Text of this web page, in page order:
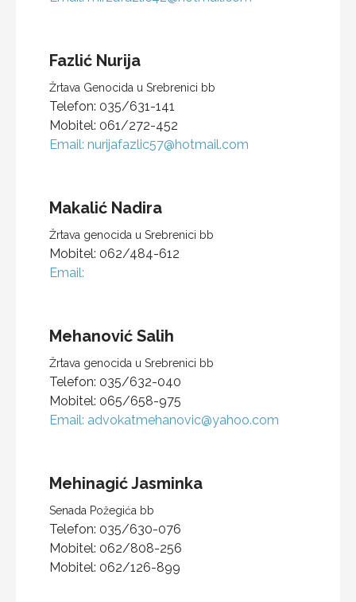
Fazlić Nurija
Žrtava Genocida u Srebrenici bb
Telefon: 035/631-141
Mobitel: 061/272-452
Email: nurijafazlic57@hotmail.com
Makalić Nadira
Žrtava genocida u Srebrenici bb
Mobitel: 062/484-612
Email:
Mehanović Salih
Žrtava genocida u Srebrenici bb
Telefon: 035/632-040
Mobitel: 065/658-975
Email: advokatmehanovic@yahoo.com
MehinagićJasminka
Senada Požegića bb
Telefon: 035/630-076
Mobitel: 062/808-256
Mobitel: 062/126-899